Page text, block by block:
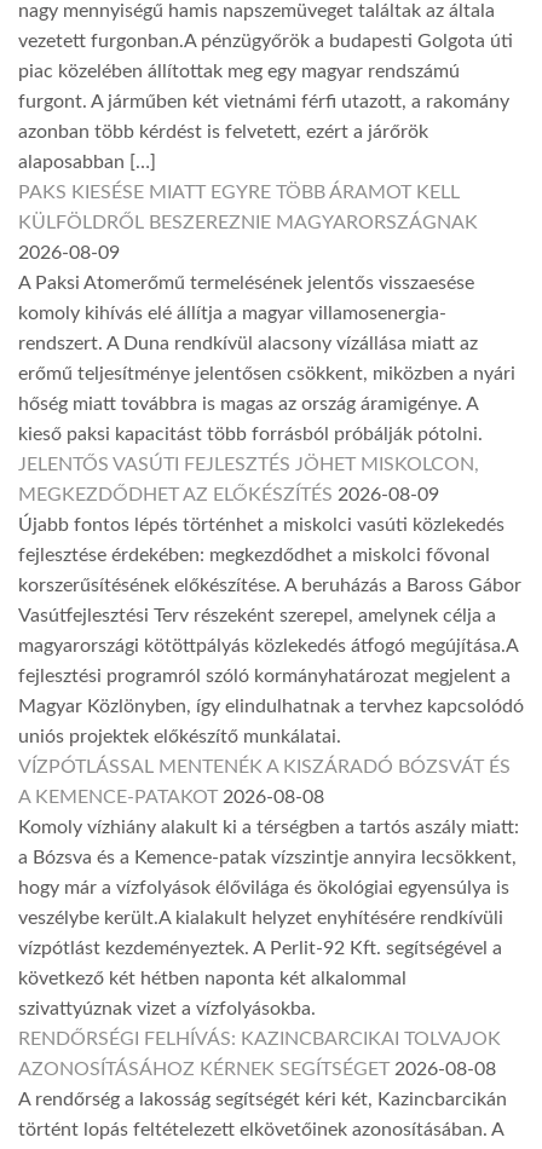
nagy mennyiségű hamis napszemüveget találtak az általa
vezetett furgonban.A pénzügyőrök a budapesti Golgota úti
piac közelében állítottak meg egy magyar rendszámú
furgont. A járműben két vietnámi férfi utazott, a rakomány
azonban több kérdést is felvetett, ezért a járőrök
alaposabban […]
PAKS KIESÉSE MIATT EGYRE TÖBB ÁRAMOT KELL
KÜLFÖLDRŐL BESZEREZNIE MAGYARORSZÁGNAK
2026-08-09
A Paksi Atomerőmű termelésének jelentős visszaesése
komoly kihívás elé állítja a magyar villamosenergia-
rendszert. A Duna rendkívül alacsony vízállása miatt az
erőmű teljesítménye jelentősen csökkent, miközben a nyári
hőség miatt továbbra is magas az ország áramigénye. A
kieső paksi kapacitást több forrásból próbálják pótolni.
JELENTŐS VASÚTI FEJLESZTÉS JÖHET MISKOLCON,
MEGKEZDŐDHET AZ ELŐKÉSZÍTÉS 2026-08-09
Újabb fontos lépés történhet a miskolci vasúti közlekedés
fejlesztése érdekében: megkezdődhet a miskolci fővonal
korszerűsítésének előkészítése. A beruházás a Baross Gábor
Vasútfejlesztési Terv részeként szerepel, amelynek célja a
magyarországi kötöttpályás közlekedés átfogó megújítása.A
fejlesztési programról szóló kormányhatározat megjelent a
Magyar Közlönyben, így elindulhatnak a tervhez kapcsolódó
uniós projektek előkészítő munkálatai.
VÍZPÓTLÁSSAL MENTENÉK A KISZÁRADÓ BÓZSVÁT ÉS
A KEMENCE-PATAKOT 2026-08-08
Komoly vízhiány alakult ki a térségben a tartós aszály miatt:
a Bózsva és a Kemence-patak vízszintje annyira lecsökkent,
hogy már a vízfolyások élővilága és ökológiai egyensúlya is
veszélybe került.A kialakult helyzet enyhítésére rendkívüli
vízpótlást kezdeményeztek. A Perlit-92 Kft. segítségével a
következő két hétben naponta két alkalommal
szivattyúznak vizet a vízfolyásokba.
RENDŐRSÉGI FELHÍVÁS: KAZINCBARCIKAI TOLVAJOK
AZONOSÍTÁSÁHOZ KÉRNEK SEGÍTSÉGET 2026-08-08
A rendőrség a lakosság segítségét kéri két, Kazincbarcikán
történt lopás feltételezett elkövetőinek azonosításában. A